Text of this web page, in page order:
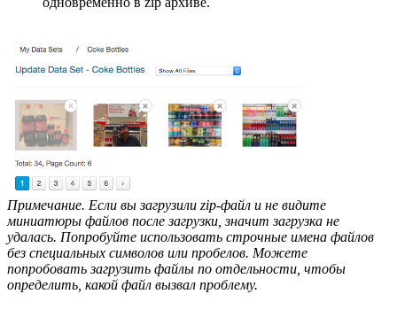
Примечание. Если вы загрузили zip-файл и не видите
миниатюры файлов после загрузки, значит загрузка не
удалась. Попробуйте использовать строчные имена файлов
без специальных символов или пробелов. Можете
попробовать загрузить файлы по отдельности, чтобы
определить, какой файл вызвал проблему.